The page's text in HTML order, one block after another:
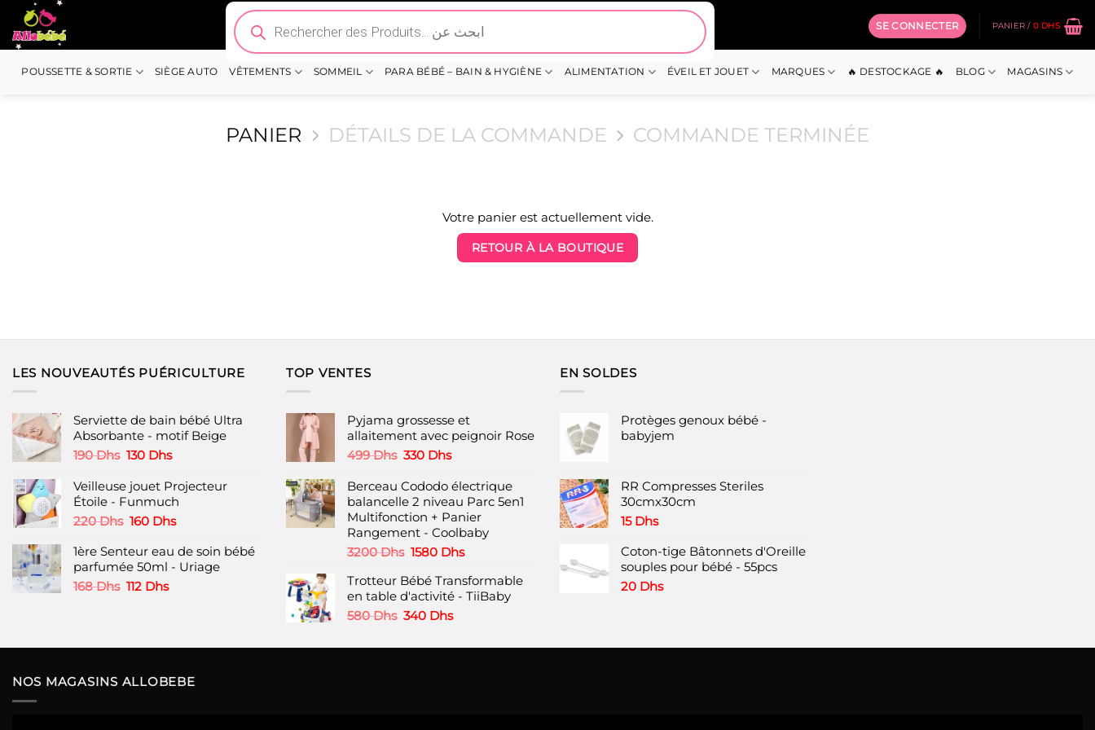
Passer
au
contenu
Recherche
de
produits
SE CONNECTER PANIER / 0 DHS
POUSSETTE & SORTIE SIÈGE AUTO VÊTEMENTS SOMMEIL PARA BÉBÉ – BAIN & HYGIÈNE ALIMENTATION ÉVEIL ET JOUET MARQUES 🔥 DESTOCKAGE 🔥 BLOG MAGASINS
PANIER DÉTAILS DE LA COMMANDE COMMANDE TERMINÉE
Votre panier est actuellement vide.
RETOUR À LA BOUTIQUE
LES NOUVEAUTÉS PUÉRICULTURE
Serviette de bain bébé Ultra
Absorbante - motif Beige
190Dhs Le
initial
était :
190 Dhs.
130 DhsLe
actuel
est :
130 Dhs.
Veilleuse jouet Projecteur
Étoile - Funmuch
220Dhs Le
initial
était :
220 Dhs.
160 DhsLe
actuel
est :
1ère Senteur eau de soin bébé
parfumée 50ml - Uriage
168Dhs Le
168 Dhs.
112 DhsLe
112 Dhs.
TOP VENTES
Pyjama grossesse et
allaitement avec peignoir Rose
499Dhs Le
initial
était :
499 Dhs.
330 DhsLe
actuel
est :
330 Dhs.
Berceau Cododo électrique
balancelle 2 niveau Parc 5en1
Multifonction + Panier
Rangement - Coolbaby
3200Dhs Le
initial
était :
3200 Dhs.
1580 DhsLe
actuel
est :
Trotteur Bébé Transformable
en table d'activité - TiiBaby
580Dhs Le
initial
340 DhsLe
actuel
EN SOLDES
Protèges genoux bébé -
babyjem
RR Compresses Steriles
30cmx30cm
15 Dhs
Coton-tige Bâtonnets d'Oreille
souples pour bébé - 55pcs
20 Dhs
NOS MAGASINS ALLOBEBE